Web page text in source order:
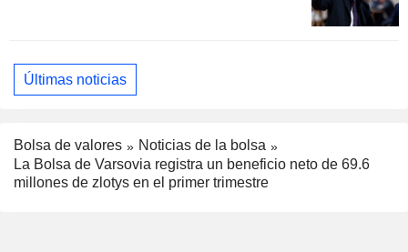
Últimas noticias
Bolsa de valores
Noticias de la bolsa
La Bolsa de Varsovia registra un beneficio neto de 69.6
millones de zlotys en el primer trimestre